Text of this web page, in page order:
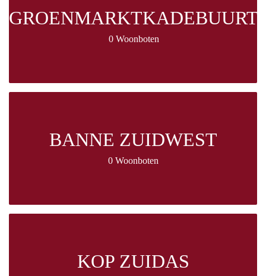
GROENMARKTKADEBUURT
0 Woonboten
BANNE ZUIDWEST
0 Woonboten
KOP ZUIDAS